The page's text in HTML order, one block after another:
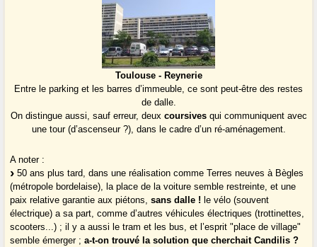
Toulouse - Reynerie
Entre le parking et les barres d’immeuble, ce sont peut-être des restes
de dalle.
On distingue aussi, sauf erreur, deux coursivesqui communiquent avec
une tour (d’ascenseur ?), dans le cadre d’un ré-aménagement.
A noter :
50 ans plus tard, dans une réalisation comme Terres neuves à Bègles
(métropole bordelaise), la place de la voiture semble restreinte, et une
paix relative garantie aux piétons,sans dalle ! le vélo (souvent
électrique) a sa part, comme d’autres véhicules électriques (trottinettes,
scooters...) ; il y a aussi le tram et les bus, et l’esprit "place de village"
semble émerger ;a-t-on trouvé la solution que cherchait Candilis ?